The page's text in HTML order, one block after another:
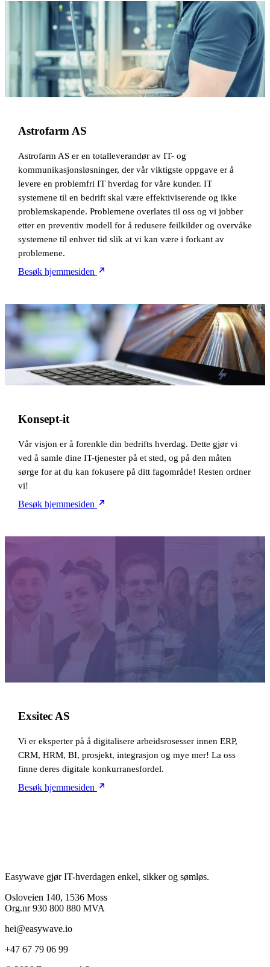
Astrofarm AS
Astrofarm AS er en totalleverandør av IT- og
kommunikasjonsløsninger, der vår viktigste oppgave er å
levere en problemfri IT hverdag for våre kunder. IT
systemene til en bedrift skal være effektiviserende og ikke
problemskapende. Problemene overlates til oss og vi jobber
etter en preventiv modell for å redusere feilkilder og overvåke
systemene til enhver tid slik at vi kan være i forkant av
problemene.
Besøk hjemmesiden
Konsept-it
Vår visjon er å forenkle din bedrifts hverdag. Dette gjør vi
ved å samle dine IT-tjenester på et sted, og på den måten
sørge for at du kan fokusere på ditt fagområde! Resten ordner
vi!
Besøk hjemmesiden
Exsitec AS
Vi er eksperter på å digitalisere arbeidsrosesser innen ERP,
CRM, HRM, BI, prosjekt, integrasjon og mye mer! La oss
finne deres digitale konkurranesfordel.
Besøk hjemmesiden
Easywave gjør IT-hverdagen enkel, sikker og sømløs.
Osloveien 140, 1536 Moss
Org.nr 930 800 880 MVA
hei@easywave.io
+47 67 79 06 99